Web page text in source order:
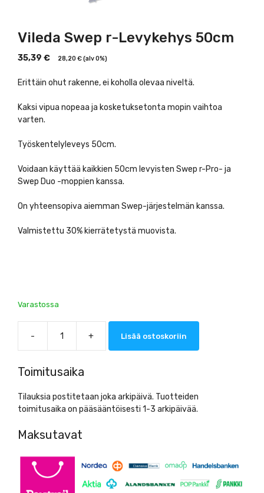
Vileda Swep r-Levykehys 50cm
35,39 € 28,20€(alv 0%)
Erittäin ohut rakenne, ei koholla olevaa niveltä.
Kaksi vipua nopeaa ja kosketuksetonta mopin vaihtoa
varten.
Työskentelyleveys 50cm.
Voidaan käyttää kaikkien 50cm levyisten Swep r-Pro- ja
Swep Duo -moppien kanssa.
On yhteensopiva aiemman Swep-järjestelmän kanssa.
Valmistettu 30% kierrätetystä muovista.
Varastossa
-
Vileda
Swep
50cm
määrä
+ Lisää ostoskoriin
Toimitusaika
Tilauksia postitetaan joka arkipäivä. Tuotteiden
toimitusaika on pääsääntöisesti 1-3 arkipäivää.
Maksutavat